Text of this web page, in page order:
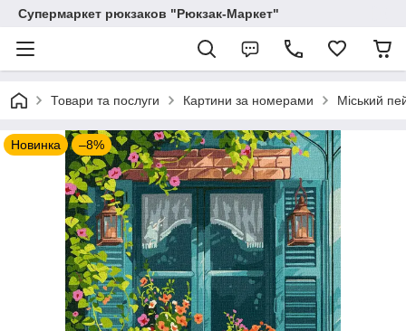
Супермаркет рюкзаков "Рюкзак-Маркет"
Товари та послуги Картини за номерами Міський
Новинка –8%